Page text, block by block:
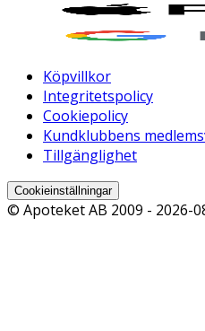
Köpvillkor
Integritetspolicy
Cookiepolicy
Kundklubbens
Tillgänglighet
Cookieinställningar
© Apoteket AB 2009 - 2026-